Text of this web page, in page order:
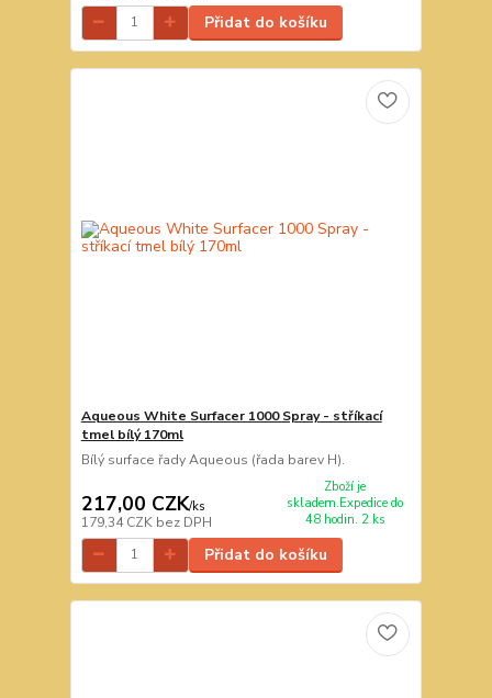
Přidat do košíku
Aqueous White Surfacer 1000 Spray - stříkací
tmel bílý 170ml
Bílý surface řady Aqueous (řada barev H).
217,00 CZK/ks
179,34 CZK bez DPH
Zboží je
skladem.Expedice do
48 hodin. 2 ks
Přidat do košíku